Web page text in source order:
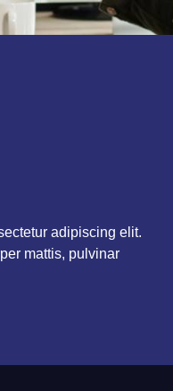
adipiscing elit.
mattis, pulvinar